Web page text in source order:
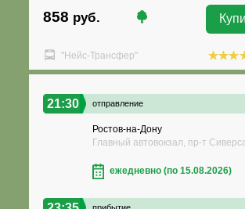
858 руб.
"Нейс-Трансфер"
21:30 отправление
Ростов-на-Дону
Главный автовокзал, пр-т
ежедневно (по 15.08.2026)